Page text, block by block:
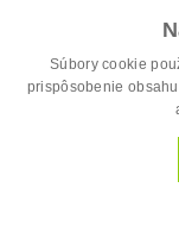
Súbory cookie
prispôsobenie